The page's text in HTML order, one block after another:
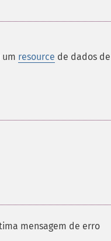
resource de dados
mensagem de erro